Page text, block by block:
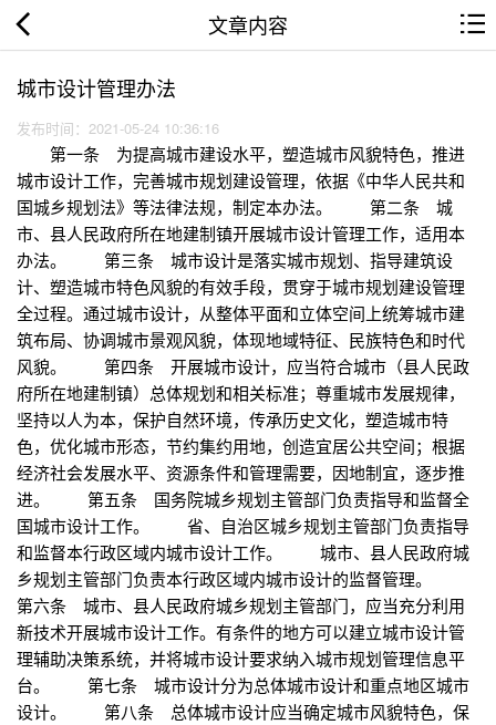
文章内容
城市设计管理办法
发布时间：2021-05-24 10:36:16
第一条 为提高城市建设水平，塑造城市风貌特色，推进
城市设计工作，完善城市规划建设管理，依据《中华人民共和
国城乡规划法》等法律法规，制定本办法。 第二条 城
市、县人民政府所在地建制镇开展城市设计管理工作，适用本
办法。 第三条 城市设计是落实城市规划、指导建筑设
计、塑造城市特色风貌的有效手段，贯穿于城市规划建设管理
全过程。通过城市设计，从整体平面和立体空间上统筹城市建
筑布局、协调城市景观风貌，体现地域特征、民族特色和时代
风貌。 第四条 开展城市设计，应当符合城市（县人民政
府所在地建制镇）总体规划和相关标准；尊重城市发展规律，
坚持以人为本，保护自然环境，传承历史文化，塑造城市特
色，优化城市形态，节约集约用地，创造宜居公共空间；根据
经济社会发展水平、资源条件和管理需要，因地制宜，逐步推
进。 第五条 国务院城乡规划主管部门负责指导和监督全
国城市设计工作。 省、自治区城乡规划主管部门负责指导
和监督本行政区域内城市设计工作。 城市、县人民政府城
乡规划主管部门负责本行政区域内城市设计的监督管理。
第六条 城市、县人民政府城乡规划主管部门，应当充分利用
新技术开展城市设计工作。有条件的地方可以建立城市设计管
理辅助决策系统，并将城市设计要求纳入城市规划管理信息平
台。 第七条 城市设计分为总体城市设计和重点地区城市
设计。 第八条 总体城市设计应当确定城市风貌特色，保